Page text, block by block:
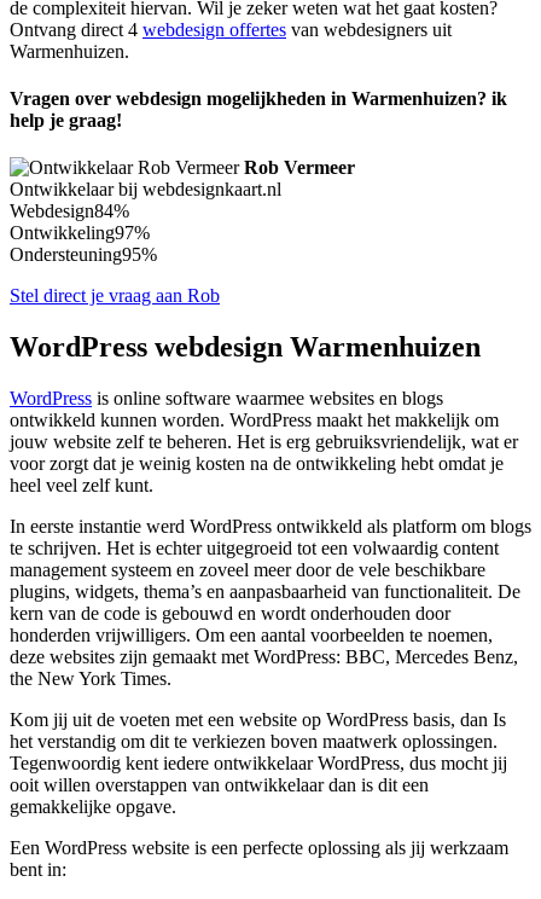
de complexiteit hiervan. Wil je zeker weten wat het gaat kosten?
Ontvang direct 4 webdesign offertes van webdesigners uit
Warmenhuizen.
Vragen over webdesign mogelijkheden in Warmenhuizen? ik
help je graag!
Rob Vermeer
Ontwikkelaar bij webdesignkaart.nl
Webdesign84%
Ontwikkeling97%
Ondersteuning95%
Stel direct je vraag aan Rob
WordPress webdesign Warmenhuizen
WordPress is online software waarmee websites en blogs
ontwikkeld kunnen worden. WordPress maakt het makkelijk om
jouw website zelf te beheren. Het is erg gebruiksvriendelijk, wat er
voor zorgt dat je weinig kosten na de ontwikkeling hebt omdat je
heel veel zelf kunt.
In eerste instantie werd WordPress ontwikkeld als platform om blogs
te schrijven. Het is echter uitgegroeid tot een volwaardig content
management systeem en zoveel meer door de vele beschikbare
plugins, widgets, thema’s en aanpasbaarheid van functionaliteit. De
kern van de code is gebouwd en wordt onderhouden door
honderden vrijwilligers. Om een aantal voorbeelden te noemen,
deze websites zijn gemaakt met WordPress: BBC, Mercedes Benz,
the New York Times.
Kom jij uit de voeten met een website op WordPress basis, dan Is
het verstandig om dit te verkiezen boven maatwerk oplossingen.
Tegenwoordig kent iedere ontwikkelaar WordPress, dus mocht jij
ooit willen overstappen van ontwikkelaar dan is dit een
gemakkelijke opgave.
Een WordPress website is een perfecte oplossing als jij werkzaam
bent in: